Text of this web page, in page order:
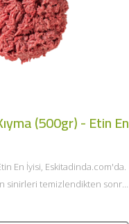
(500gr) - Etin En
En İyisi, Eskitadinda.com'da.
sinirleri temizlendikten sonra